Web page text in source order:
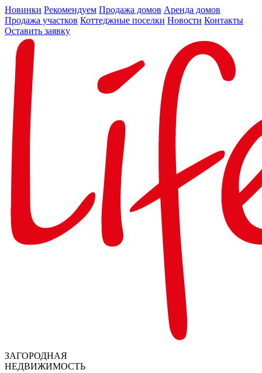
Новинки Рекомендуем Продажа домов Аренда домов
Продажа участков Коттеджные поселки Новости Контакты
Оставить заявку
ЗАГОРОДНАЯ
НЕДВИЖИМОСТЬ